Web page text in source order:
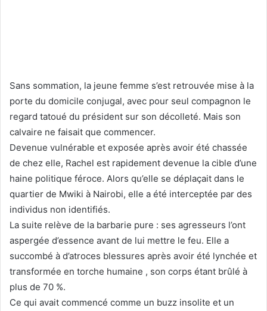
Sans sommation, la jeune femme s’est retrouvée mise à la
porte du domicile conjugal, avec pour seul compagnon le
regard tatoué du président sur son décolleté. Mais son
calvaire ne faisait que commencer.
Devenue vulnérable et exposée après avoir été chassée
de chez elle, Rachel est rapidement devenue la cible d’une
haine politique féroce. Alors qu’elle se déplaçait dans le
quartier de Mwiki à Nairobi, elle a été interceptée par des
individus non identifiés.
La suite relève de la barbarie pure : ses agresseurs l’ont
aspergée d’essence avant de lui mettre le feu. Elle a
succombé à d’atroces blessures après avoir été lynchée et
transformée en torche humaine , son corps étant brûlé à
plus de 70 %.
Ce qui avait commencé comme un buzz insolite et un